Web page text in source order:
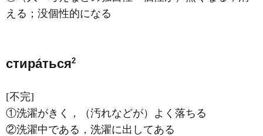
える；没個性的になる
стира́ться2
[不完]
①洗濯がきく，（汚れなどが）よく落ちる
②洗濯中である，洗濯に出してある